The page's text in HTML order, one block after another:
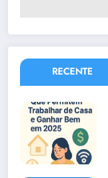
RECENTE